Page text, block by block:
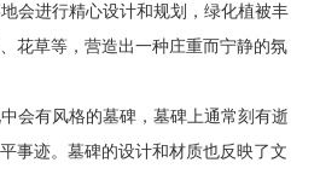
会进行精心设计和规划，绿化植被丰
花草等，营造出一种庄重而宁静的氛
会有风格的墓碑，墓碑上通常刻有逝
事迹。墓碑的设计和材质也反映了文